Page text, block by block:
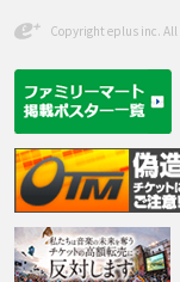
Copyright eplus inc. All